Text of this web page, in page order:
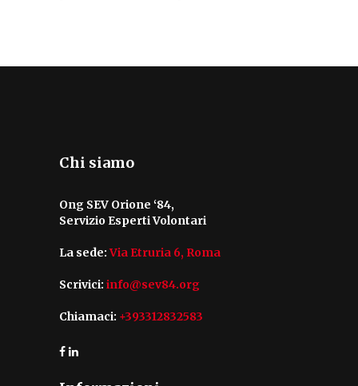
Chi siamo
Ong SEV Orione ‘84,
Servizio Esperti Volontari
La sede:Via Etruria 6, Roma
Scrivici: info@sev84.org
Chiamaci: +393312832583